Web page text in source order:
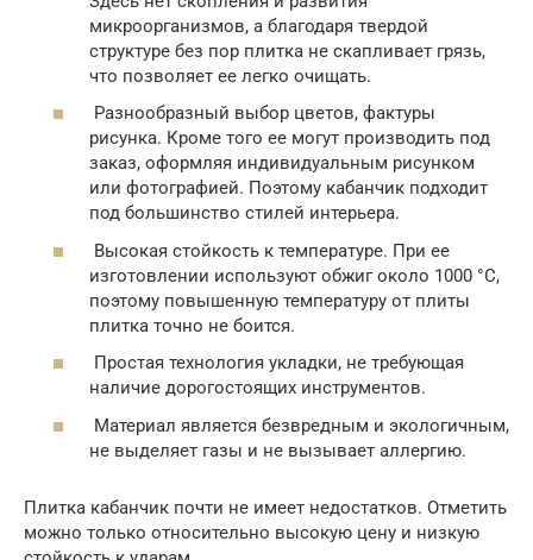
микроорганизмов, а благодаря твердой
структуре без пор плитка не скапливает грязь,
что позволяет ее легко очищать.
Разнообразный выбор цветов, фактуры
рисунка. Кроме того ее могут производить под
заказ, оформляя индивидуальным рисунком
или фотографией. Поэтому кабанчик подходит
под большинство стилей интерьера.
Высокая стойкость к температуре. При ее
изготовлении используют обжиг около 1000 °C,
поэтому повышенную температуру от плиты
плитка точно не боится.
Простая технология укладки, не требующая
наличие дорогостоящих инструментов.
Материал является безвредным и экологичным,
не выделяет газы и не вызывает аллергию.
Плитка кабанчик почти не имеет недостатков. Отметить
можно только относительно высокую цену и низкую